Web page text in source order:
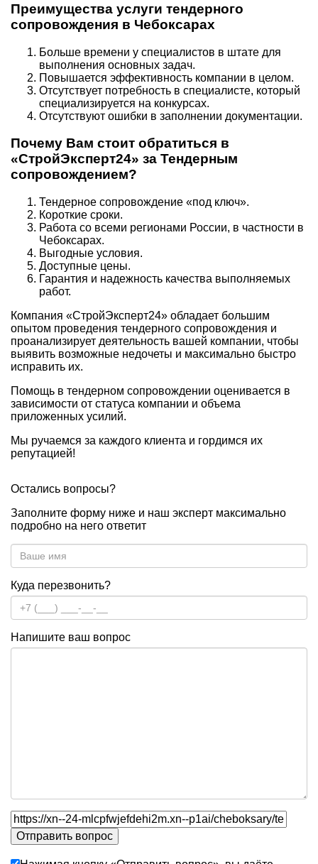
Преимущества услуги тендерного
сопровождения в Чебоксарах
Больше времени у специалистов в штате для
выполнения основных задач.
Повышается эффективность компании в целом.
Отсутствует потребность в специалисте, который
специализируется на конкурсах.
Отсутствуют ошибки в заполнении документации.
Почему Вам стоит обратиться в
«СтройЭксперт24» за Тендерным
сопровождением?
Тендерное сопровождение «под ключ».
Короткие сроки.
Работа со всеми регионами России, в частности в
Чебоксарах.
Выгодные условия.
Доступные цены.
Гарантия и надежность качества выполняемых
работ.
Компания «СтройЭксперт24» обладает большим
опытом проведения тендерного сопровождения и
проанализирует деятельность вашей компании, чтобы
выявить возможные недочеты и максимально быстро
исправить их.
Помощь в тендерном сопровождении оценивается в
зависимости от статуса компании и объема
приложенных усилий.
Мы ручаемся за каждого клиента и гордимся их
репутацией!
Остались вопросы?
Заполните форму ниже и наш эксперт максимально
подробно на него ответит
Куда перезвонить?
Напишите ваш вопрос